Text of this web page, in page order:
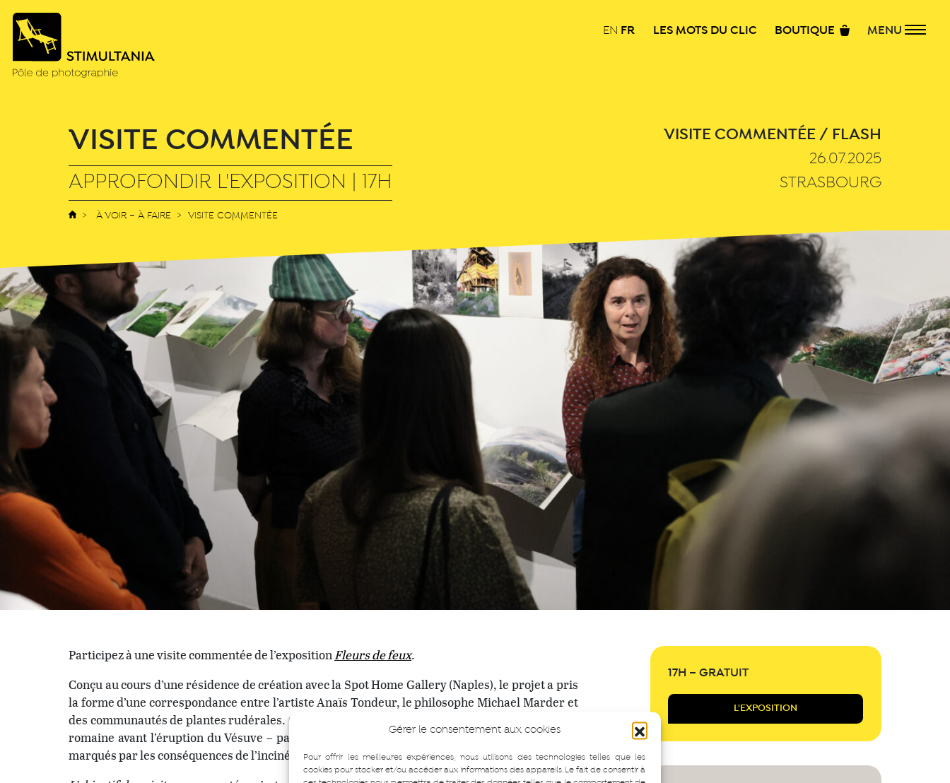
Gérer le consentement aux cookies
Pour offrir les meilleures expériences, nous utilisons des technologies telles que les
cookies pour stocker et/ou accéder aux informations des appareils. Le fait de consentir à
EN FR LES MOTS DU CLIC BOUTIQUE MENU
VISITE COMMENTÉE
APPROFONDIR L'EXPOSITION | 17H
À VOIR – À FAIRE VISITE COMMENTÉE
VISITE COMMENTÉE / FLASH
26.07.2025
STRASBOURG
17H – GRATUIT
L'EXPOSITION
Participez à une visite commentée de l’expositionFleurs de feux.
Conçu au cours d’une résidence de création avec la Spot Home Gallery (Naples), le projet a pris
la forme d’une correspondance entre l’artiste Anaïs Tondeur, le philosophe Michael Marder et
des communautés de plantes rudérales. Ces plantes – qui guérissaient les habitants à l’époque
romaine avant l’éruption du Vésuve – participent de nos jours à soigner les sols de la région,
marqués par les conséquences de l’incinération et de l’enfouissement de déchets toxiques.